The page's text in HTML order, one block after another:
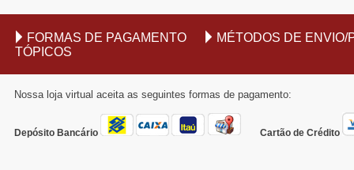
FORMAS DE PAGAMENTO
MÉTODOS DE
TÓPICOS
Nossa loja virtual aceita as seguintes formas de pagamento:
Depósito Bancário Cartão de Crédito